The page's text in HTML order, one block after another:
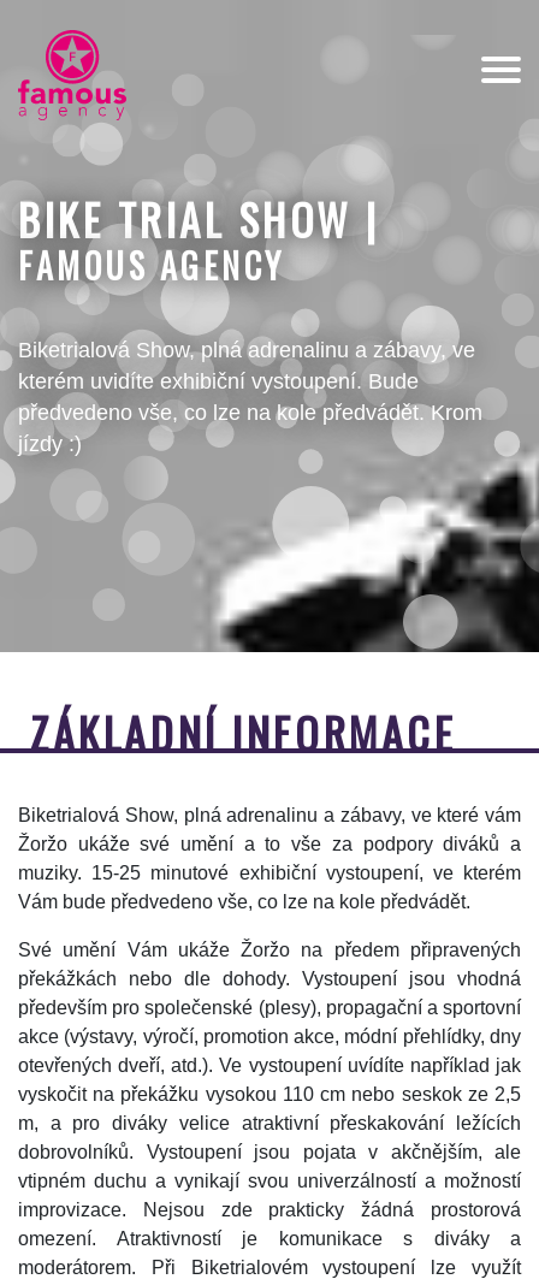
BIKE TRIAL SHOW |
FAMOUS AGENCY
Biketrialová Show, plná adrenalinu a zábavy, ve
kterém uvidíte exhibiční vystoupení. Bude
předvedeno vše, co lze na kole předvádět. Krom
jízdy :)
ZÁKLADNÍ INFORMACE
Biketrialová Show, plná adrenalinu a zábavy, ve které vám
Žoržo ukáže své umění a to vše za podpory diváků a
muziky. 15-25 minutové exhibiční vystoupení, ve kterém
Vám bude předvedeno vše, co lze na kole předvádět.
Své umění Vám ukáže Žoržo na předem připravených
překážkách nebo dle dohody. Vystoupení jsou vhodná
především pro společenské (plesy), propagační a sportovní
akce (výstavy, výročí, promotion akce, módní přehlídky, dny
otevřených dveří, atd.). Ve vystoupení uvídíte například jak
vyskočit na překážku vysokou 110 cm nebo seskok ze 2,5
m, a pro diváky velice atraktivní přeskakování ležících
dobrovolníků. Vystoupení jsou pojata v akčnějším, ale
vtipném duchu a vynikají svou univerzálností a možností
improvizace. Nejsou zde prakticky žádná prostorová
omezení. Atraktivností je komunikace s diváky a
moderátorem. Při Biketrialovém vystoupení lze využít